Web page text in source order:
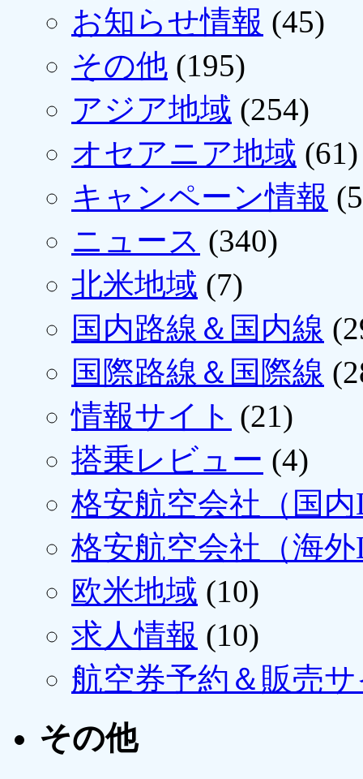
お知らせ情報 (45)
その他 (195)
アジア地域 (254)
オセアニア地域 (61)
キャンペーン情報
ニュース (340)
北米地域 (7)
国内路線＆国内線
国際路線＆国際線
情報サイト (21)
搭乗レビュー (4)
格安航空会社（国
格安航空会社（海
欧米地域 (10)
求人情報 (10)
航空券予約＆販売
その他